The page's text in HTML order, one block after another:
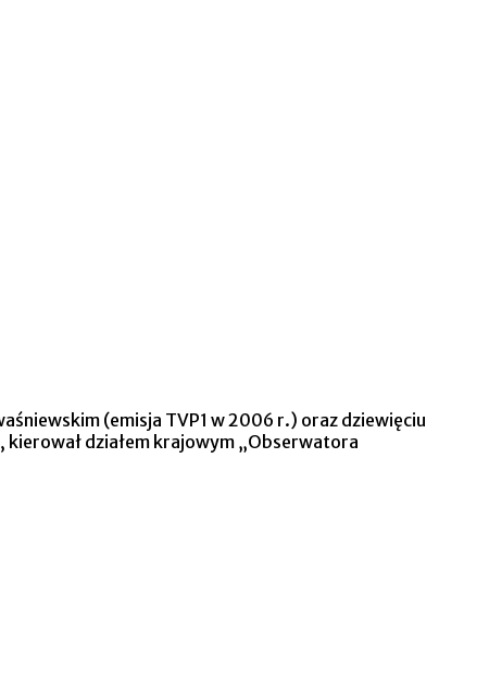
(emisja TVP1 w 2006 r.) oraz dziewięciu
kierował działem krajowym „Obserwatora